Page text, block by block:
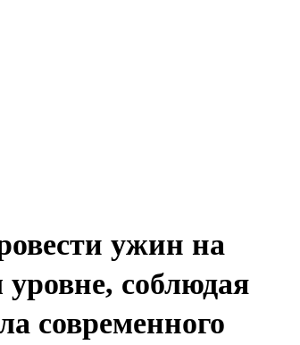
ужин на
соблюдая
современного